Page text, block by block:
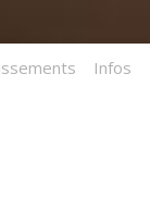
Infos